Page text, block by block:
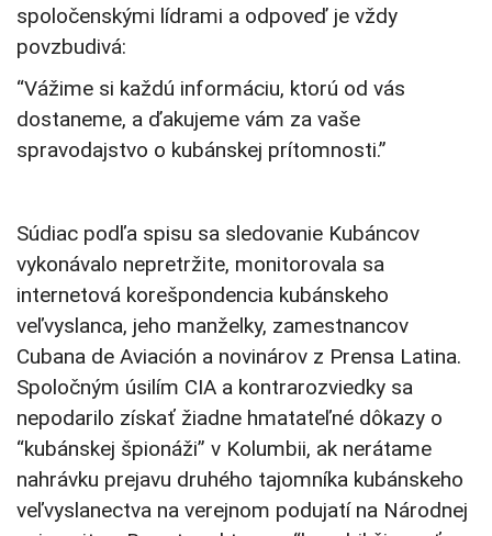
spoločenskými lídrami a odpoveď je vždy
povzbudivá:
“Vážime si každú informáciu, ktorú od vás
dostaneme, a ďakujeme vám za vaše
spravodajstvo o kubánskej prítomnosti.”
Súdiac podľa spisu sa sledovanie Kubáncov
vykonávalo nepretržite, monitorovala sa
internetová korešpondencia kubánskeho
veľvyslanca, jeho manželky, zamestnancov
Cubana de Aviación a novinárov z Prensa Latina.
Spoločným úsilím CIA a kontrarozviedky sa
nepodarilo získať žiadne hmatateľné dôkazy o
“kubánskej špionáži” v Kolumbii, ak nerátame
nahrávku prejavu druhého tajomníka kubánskeho
veľvyslanectva na verejnom podujatí na Národnej